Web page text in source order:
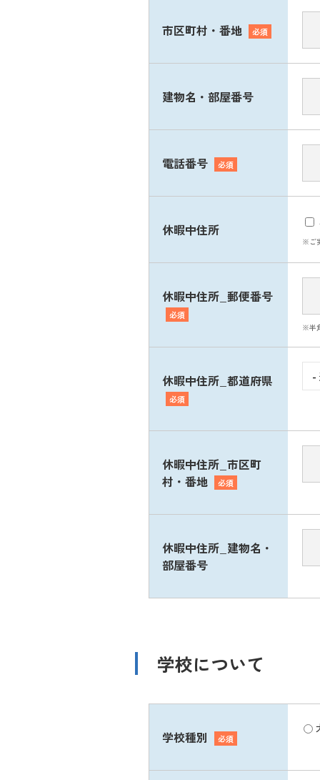
市区町村・番地 必須
建物名・部屋番号
電話番号 必須
休暇中住所
※ご
休暇中住所_郵便番号
必須
※半
休暇中住所_都道府県
必須
休暇中住所_市区町
村・番地
必須
休暇中住所_建物名・
部屋番号
学校について
学校種別 必須